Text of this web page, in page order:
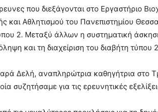
που διεξάγονται στο Εργαστήριο
και Αθλητισμού του Πανεπιστημίου
2. Μεταξύ άλλων η συστηματική
και τη διαχείριση του διαβήτη τύπου
Δελή, αναπληρώτρια καθηγήτρια στο
συζητήσαμε για τις ερευνητικές